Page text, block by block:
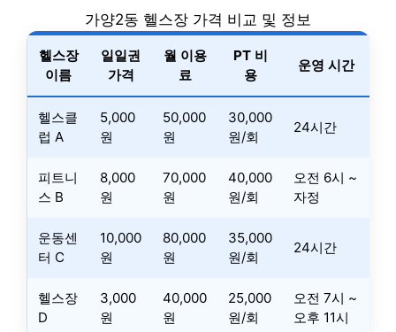
가양2동 헬스장 가격 비교 및 정보
헬스장
이름
일일권
가격
월 이용
료
PT 비
용
운영 시간
헬스클
럽 A
5,000
원
50,000
원
30,000
원/회
24시간
피트니
스 B
8,000
원
70,000
원
40,000
원/회
오전 6시 ~
자정
운동센
터 C
10,000
원
80,000
원
35,000
원/회
24시간
헬스장
D
3,000
원
40,000
원
25,000
원/회
오전 7시 ~
오후 11시